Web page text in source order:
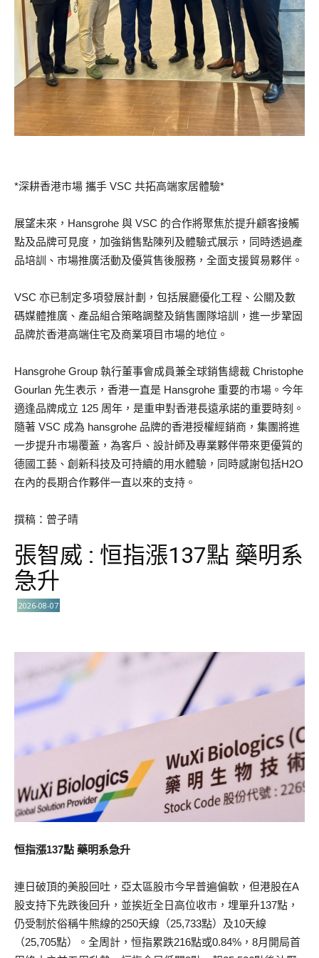
*深耕香港市場 攜手 VSC 共拓高端家居體驗*
展望未來，Hansgrohe 與 VSC 的合作將聚焦於提升顧客接觸
點及品牌可見度，加強銷售點陳列及體驗式展示，同時透過產
品培訓、市場推廣活動及優質售後服務，全面支援貿易夥伴。
VSC 亦已制定多項發展計劃，包括展廳優化工程、公關及數
碼媒體推廣、產品組合策略調整及銷售團隊培訓，進一步鞏固
品牌於香港高端住宅及商業項目市場的地位。
Hansgrohe Group 執行董事會成員兼全球銷售總裁 Christophe
Gourlan 先生表示，香港一直是 Hansgrohe 重要的市場。今年
適逢品牌成立 125 周年，是重申對香港長遠承諾的重要時刻。
隨著 VSC 成為 hansgrohe 品牌的香港授權經銷商，集團將進
一步提升市場覆蓋，為客戶、設計師及專業夥伴帶來更優質的
德國工藝、創新科技及可持續的用水體驗，同時感謝包括H2O
在內的長期合作夥伴一直以來的支持。
撰稿：曾子晴
張智威 : 恒指漲137點 藥明系
急升
2026-08-07
恒指漲137點 藥明系急升
連日破頂的美股回吐，亞太區股市今早普遍偏軟，但港股在A
股支持下先跌後回升，並挨近全日高位收市，埋單升137點，
仍受制於俗稱牛熊線的250天線（25,733點）及10天線
（25,705點）。全周計，恒指累跌216點或0.84%，8月開局首